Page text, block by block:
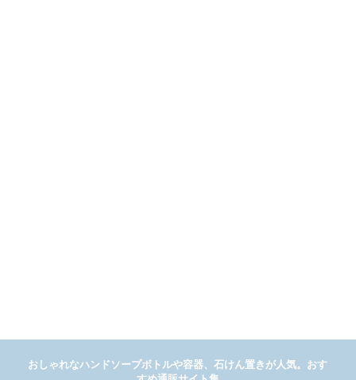
おしゃれなハンドソープボトルや容器、石けん置きが人気。おす